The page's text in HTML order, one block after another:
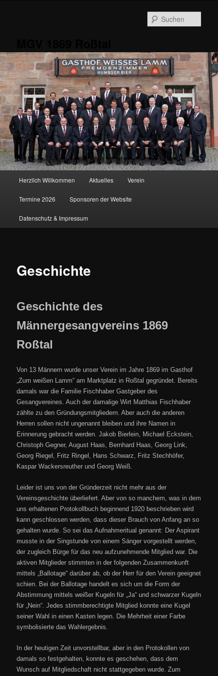
Herzlich Willkommen Aktuelles Verein
Termine 2026 Sponsoren der Website
Datenschutz & Impressum
Geschichte
Geschichte des
Männergesangvereins 1869
Roßtal
Von 13 Männern wurde unser Verein im Jahre 1869 im Gasthof
„Zum weißen Lamm“ am Marktplatz in Roßtal gegründet. Bereits
damals war die Familie Fischhaber Gastgeber des
Gesangvereines. Auch der damalige Wirt Matthias Fischhaber
zählte zu den Gründungsmitgliedern. Aber auch die anderen
Herren sollen nicht ungenannt bleiben und ihre Namen in
Erinnerung gebracht werden. Jakob Bierlein, Michael Eckstein,
Christoph Gegner, August Haas, Bernhard Haas, Georg Link,
Georg Riegel, Fritz Ringel, Hans Schwarz, Fritz Stechhöfer,
Kaspar Wackersreuther und Georg Weiß.
Leider ist uns von der Gründerzeit nicht mehr aus der
Vereinsgeschichte überliefert. Aber von so manchem, was in dem
uns erhaltenen Protokollbuch beginnend 1920 beschrieben wird
kann geschlossen werden, dass dieser Brauch von Anfang an so
gehalten wurde. So sei das Aufnahmeritual genannt: Der Aspirant
musste in der Singstunde von einem Sänger vorgestellt werden,
der zugleich Bürge für das neu aufzunehmende Mitglied war. Die
aktiven Mitglieder stimmten in der folgenden Zusammenkunft
mittels „Ballotage“ darüber ab, ob der Herr für den Verein geeignet
schien. Bei der Ballotage handelt es sich um die Form der
Abstimmung mittels weißer Kugeln für „Ja“ und schwarzer Kugeln
für „Nein“. Jedes stimmberechtigte Mitglied konnte eine Kugel
seiner Wahl in einen Kasten legen. Die Mehrheit einer Farbe
symbolisierte das Wahlergebnis.
In der heutigen Zeit unvorstellbar, aber in den Protokollen von
damals so festgehalten, konnte es geschehen, dass dem
Wunsch auf Mitgliedschaft nicht stattgegeben wurde. Zum